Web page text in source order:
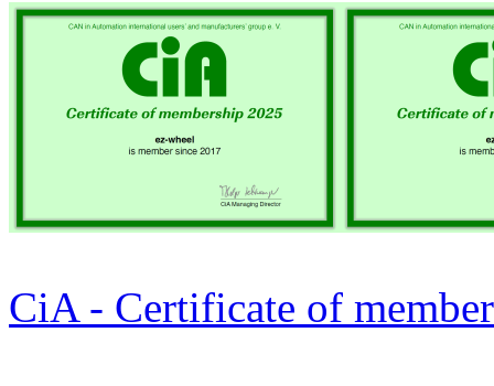
CiA - Certificate of